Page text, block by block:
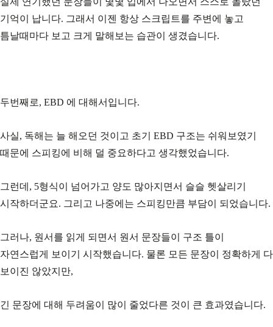
기억이 납니다. 그래서 이젠 항상 스크립트를 주변에 놓고
틈날때마다 보고 크게 말해보는 습관이 생겼습니다.
두번째로, EBD 에 대해서입니다.
사실, 독해는 늘 해오던 것이고 초기 EBD 구조는 쉬워보였기
때문에 스피킹에 비해 덜 중요하다고 생각했었습니다.
그런데, 5형식이 넘어가고 양도 많아지면서 슬슬 헷살리기
시작하더군요. 그리고 나중에는 스피킹만큼 부담이 되었습니다.
그러나, 원서를 읽게 되면서 원서 문장들이 구조 틀이
자연스럽게 보이기 시작했습니다. 물론 모든 문장이 정확하게 다
보이진 않았지만,
긴 문장에 대해 두려움이 많이 줄었다른 것이 큰 효과였습니다.